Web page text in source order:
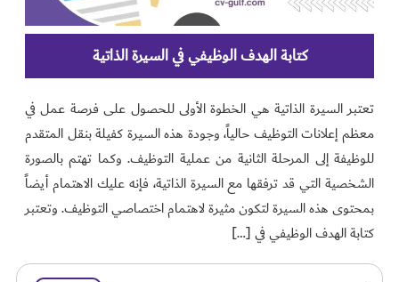
كتابة الهدف الوظيفي في السيرة الذاتية
تعتبر السيرة الذاتية هي الخطوة الأولى للحصول على فرصة عمل في
معظم إعلانات التوظيف حالياً، وجودة هذه السيرة كفيلة بنقل المتقدم
للوظيفة إلى المرحلة الثانية من عملية التوظيف. وكما تهتم بالصورة
الشخصية التي قد ترفقها مع السيرة الذاتية، فإنه عليك الاهتمام أيضاً
بمحتوى هذه السيرة لتكون مثيرة لاهتمام اختصاصي التوظيف. وتعتبر
كتابة الهدف الوظيفي في […]